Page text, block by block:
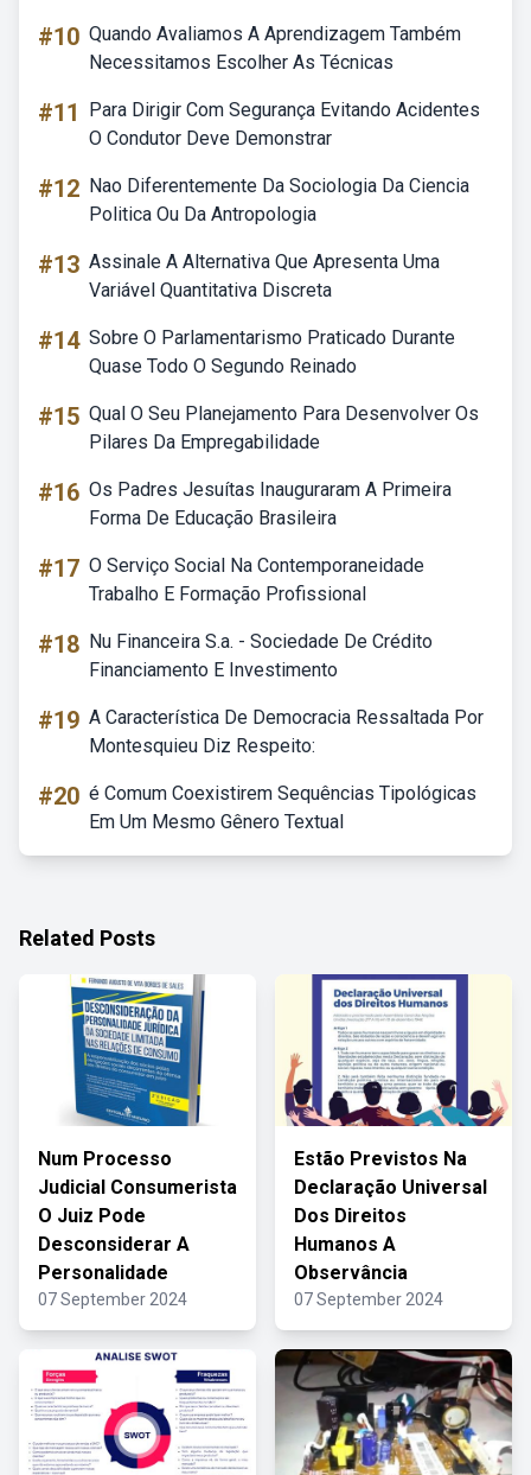
#10 Quando Avaliamos A Aprendizagem Também
Necessitamos Escolher As Técnicas
#11
Para Dirigir Com Segurança Evitando Acidentes
O Condutor Deve Demonstrar
#12 Nao Diferentemente Da Sociologia Da Ciencia
Politica Ou Da Antropologia
#13 Assinale A Alternativa Que Apresenta Uma
Variável Quantitativa Discreta
#14 Sobre O Parlamentarismo Praticado Durante
Quase Todo O Segundo Reinado
#15 Qual O Seu Planejamento Para Desenvolver Os
Pilares Da Empregabilidade
#16 Os Padres Jesuítas Inauguraram A Primeira
Forma De Educação Brasileira
#17 O Serviço Social Na Contemporaneidade
Trabalho E Formação Profissional
#18 Nu Financeira S.a. - Sociedade De Crédito
Financiamento E Investimento
#19 A Característica De Democracia Ressaltada Por
Montesquieu Diz Respeito:
#20 é Comum Coexistirem Sequências Tipológicas
Em Um Mesmo Gênero Textual
Related Posts
Num Processo
Judicial Consumerista
O Juiz Pode
Desconsiderar A
Personalidade
07 September 2024
Estão Previstos Na
Declaração Universal
Dos Direitos
Humanos A
Observância
07 September 2024